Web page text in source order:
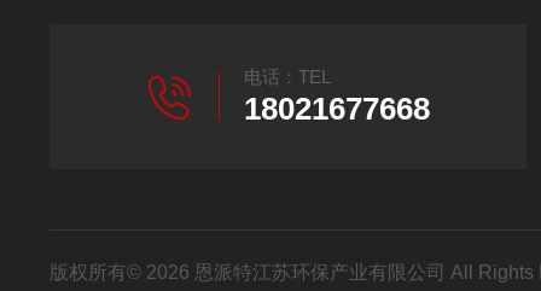
电话：TEL
18021677668
版权所有© 2026 恩派特江苏环保产业有限公司 All